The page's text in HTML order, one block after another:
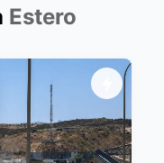
Estero